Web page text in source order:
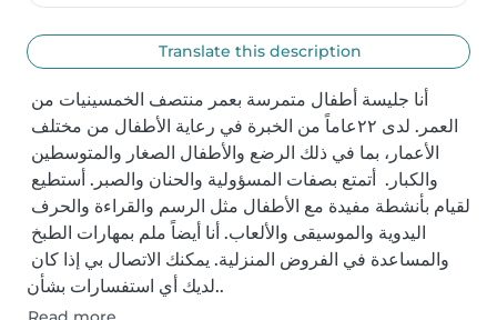
Translate this description
لديك أي استفسارات بشأن..